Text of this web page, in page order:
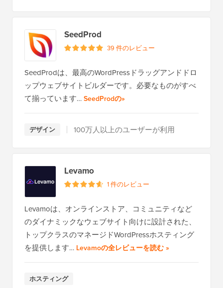
SeedProd
39 件のレビュー
SeedProdは、最高のWordPressドラッグアンドドロ
ップウェブサイトビルダーです。必要なものがすべ
て揃っています… SeedProdの全レビューを読む
»
デザイン 100万人以上のユーザーが利用
Levamo
1 件のレビュー
Levamoは、オンラインストア、コミュニティなど
のダイナミックなウェブサイト向けに設計された、
トップクラスのマネージドWordPressホスティング
を提供します… Levamoの全レビューを読む »
ホスティング